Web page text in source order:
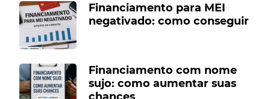
Financiamento para MEI
negativado: como conseguir
Financiamento com nome
sujo: como aumentar suas